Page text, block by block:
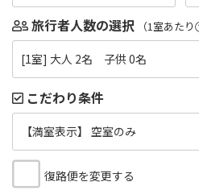
旅行者人数の選択 （1室あたり
[1室] 大人 2名 子供 0名
こだわり条件
【満室表示】 空室のみ
復路便を変更する